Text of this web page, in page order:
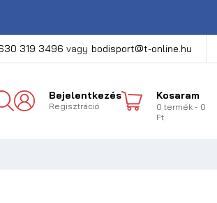
319 3496 vagy bodisport@t-online.hu
Bejelentkezés
Regisztráció
Kosaram
0 termék - 0
Ft